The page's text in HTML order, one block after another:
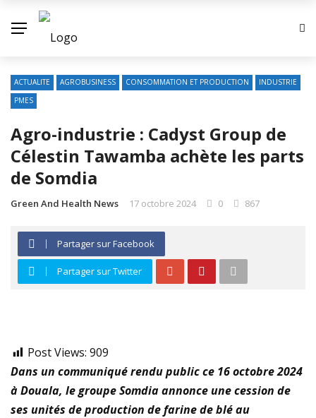
ACTUALITE AGROBUSINESS CONSOMMATION ET PRODUCTION
INDUSTRIE
PMES
Agro-industrie : Cadyst Group de
Célestin Tawamba achète les parts
de Somdia
Green And Health News 17 octobre 2024 0 867
Partager sur Facebook
Partager sur Twitter
Post Views: 909
Dans un communiqué rendu public ce 16 octobre 2024
à Douala, le groupe Somdia annonce une cession de
ses unités de production de farine de blé au